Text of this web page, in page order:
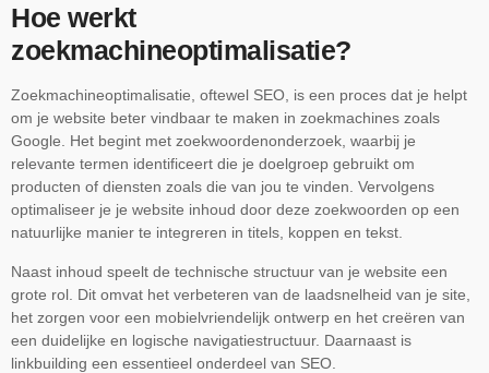
Hoe werkt
zoekmachineoptimalisatie?
Zoekmachineoptimalisatie, oftewel SEO, is een proces dat je helpt
om je website beter vindbaar te maken in zoekmachines zoals
Google. Het begint met zoekwoordenonderzoek, waarbij je
relevante termen identificeert die je doelgroep gebruikt om
producten of diensten zoals die van jou te vinden. Vervolgens
optimaliseer je je website inhoud door deze zoekwoorden op een
natuurlijke manier te integreren in titels, koppen en tekst.
Naast inhoud speelt de technische structuur van je website een
grote rol. Dit omvat het verbeteren van de laadsnelheid van je site,
het zorgen voor een mobielvriendelijk ontwerp en het creëren van
een duidelijke en logische navigatiestructuur. Daarnaast is
linkbuilding een essentieel onderdeel van SEO.